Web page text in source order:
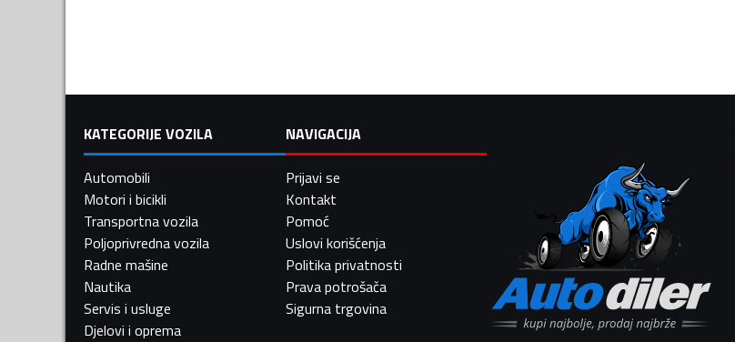
KATEGORIJE VOZILA
Automobili
Motori i bicikli
Transportna vozila
Poljoprivredna vozila
Radne mašine
Nautika
Servis i usluge
Djelovi i oprema
NAVIGACIJA
Prijavi se
Kontakt
Pomoć
Uslovi korišćenja
Politika privatnosti
Prava potrošača
Sigurna trgovina